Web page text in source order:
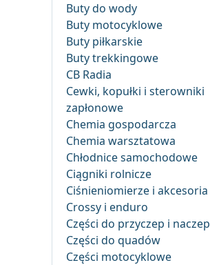
Buty do wody
Buty motocyklowe
Buty piłkarskie
Buty trekkingowe
CB Radia
Cewki, kopułki i sterowniki
zapłonowe
Chemia gospodarcza
Chemia warsztatowa
Chłodnice samochodowe
Ciągniki rolnicze
Ciśnieniomierze i akcesoria
Crossy i enduro
Części do przyczep i naczep
Części do quadów
Części motocyklowe